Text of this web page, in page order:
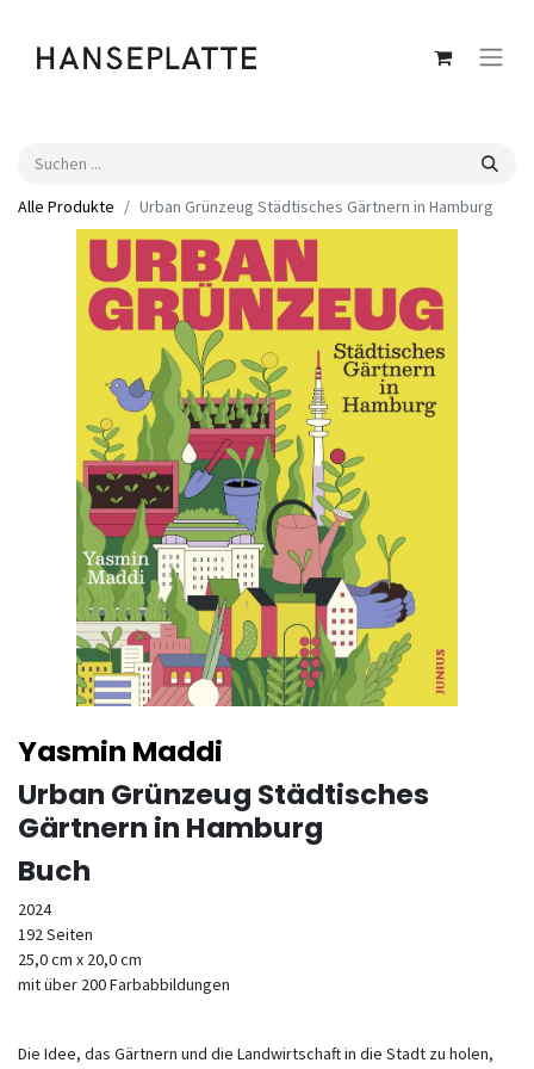
Alle Produkte Urban Grünzeug Städtisches Gärtnern in Hamburg
Yasmin Maddi
Urban Grünzeug Städtisches
Gärtnern in Hamburg
Buch
2024
192 Seiten
25,0 cm x 20,0 cm
mit über 200 Farbabbildungen
Die Idee, das Gärtnern und die Landwirtschaft in die Stadt zu holen,